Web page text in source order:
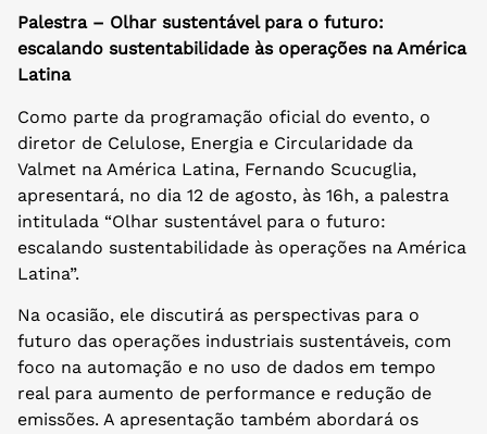
Palestra – Olhar sustentável para o futuro:
escalando sustentabilidade às operações na América
Latina
Como parte da programação oficial do evento, o
diretor de Celulose, Energia e Circularidade da
Valmet na América Latina, Fernando Scucuglia,
apresentará, no dia 12 de agosto, às 16h, a palestra
intitulada “Olhar sustentável para o futuro:
escalando sustentabilidade às operações na América
Latina”.
Na ocasião, ele discutirá as perspectivas para o
futuro das operações industriais sustentáveis, com
foco na automação e no uso de dados em tempo
real para aumento de performance e redução de
emissões. A apresentação também abordará os